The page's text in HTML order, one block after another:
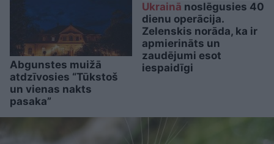
Abgunstes muižā
atdzīvosies “Tūkstoš
un vienas nakts
pasaka”
Ukrainā noslēgusies 40
dienu operācija.
Zelenskis norāda, ka ir
apmierināts un
zaudējumi esot
iespaidīgi